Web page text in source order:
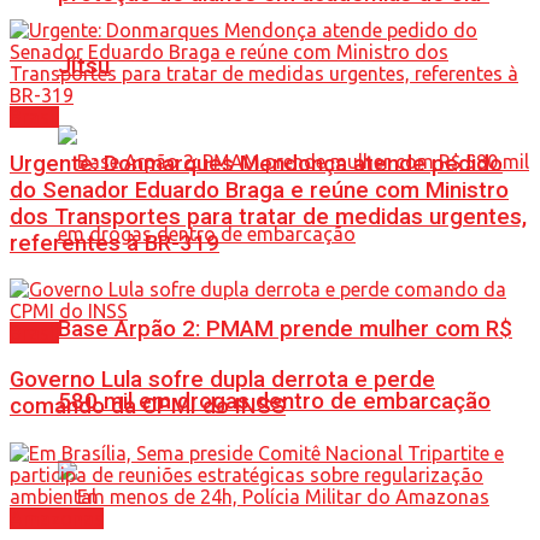
Jítsu
Base Arpão 2: PMAM prende mulher com R$
580 mil em drogas dentro de embarcação
Urgente: Donmarques Mendonça atende pedido
do Senador Eduardo Braga e reúne com Ministro
dos Transportes para tratar de medidas urgentes,
referentes à BR-319
Governo Lula sofre dupla derrota e perde
comando da CPMI do INSS